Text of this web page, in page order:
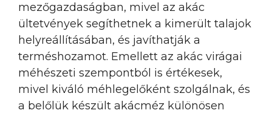
mezőgazdaságban, mivel az akác
ültetvények segíthetnek a kimerült talajok
helyreállításában, és javíthatják a
terméshozamot. Emellett az akác virágai
méhészeti szempontból is értékesek,
mivel kiváló méhlegelőként szolgálnak, és
a belőlük készült akácméz különösen